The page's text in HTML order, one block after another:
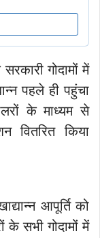
गोदामों में
पहले ही पहुंचा
के माध्यम से
वितरित किया
आपूर्ति को
के सभी गोदामों में